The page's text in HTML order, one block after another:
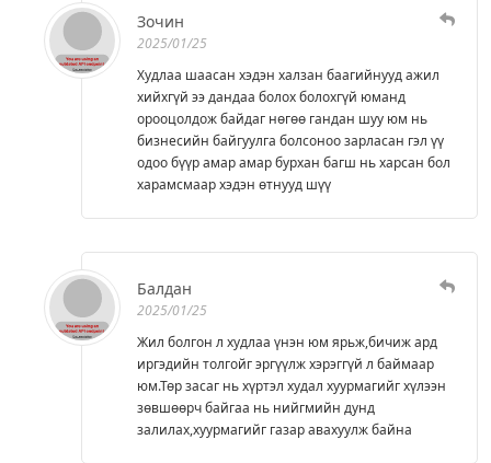
Зочин
2025/01/25
Худлаа шаасан хэдэн халзан баагийнууд ажил
хийхгүй ээ дандаа болох болохгүй юманд
орооцолдож байдаг нөгөө гандан шуу юм нь
бизнесийн байгуулга болсоноо зарласан гэл үү
одоо бүүр амар амар бурхан багш нь харсан бол
харамсмаар хэдэн өтнууд шүү
Балдан
2025/01/25
Жил болгон л худлаа үнэн юм ярьж,бичиж ард
иргэдийн толгойг эргүүлж хэрэггүй л баймаар
юм.Төр засаг нь хүртэл худал хуурмагийг хүлээн
зөвшөөрч байгаа нь нийгмийн дунд
залилах,хуурмагийг газар авахуулж байна